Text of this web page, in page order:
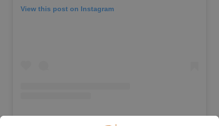
View this post on Instagram